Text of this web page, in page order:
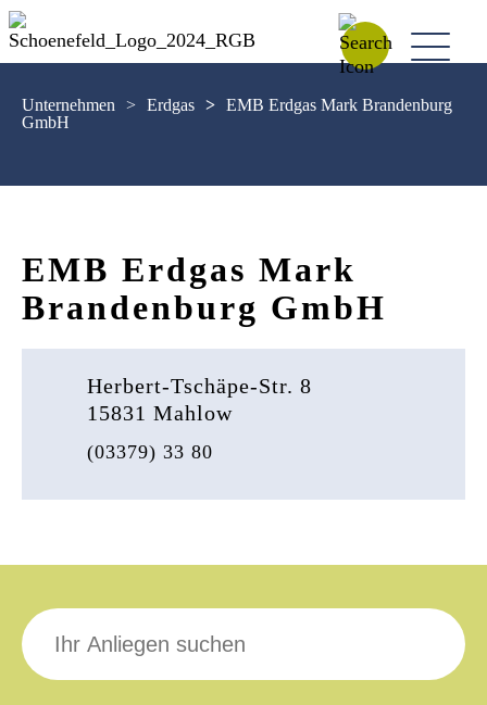
Unternehmen > Erdgas > EMB Erdgas Mark Brandenburg
GmbH
EMB Erdgas Mark
Brandenburg GmbH
Herbert-Tschäpe-Str. 8
15831 Mahlow
(03379) 33 80
Suche
nach: